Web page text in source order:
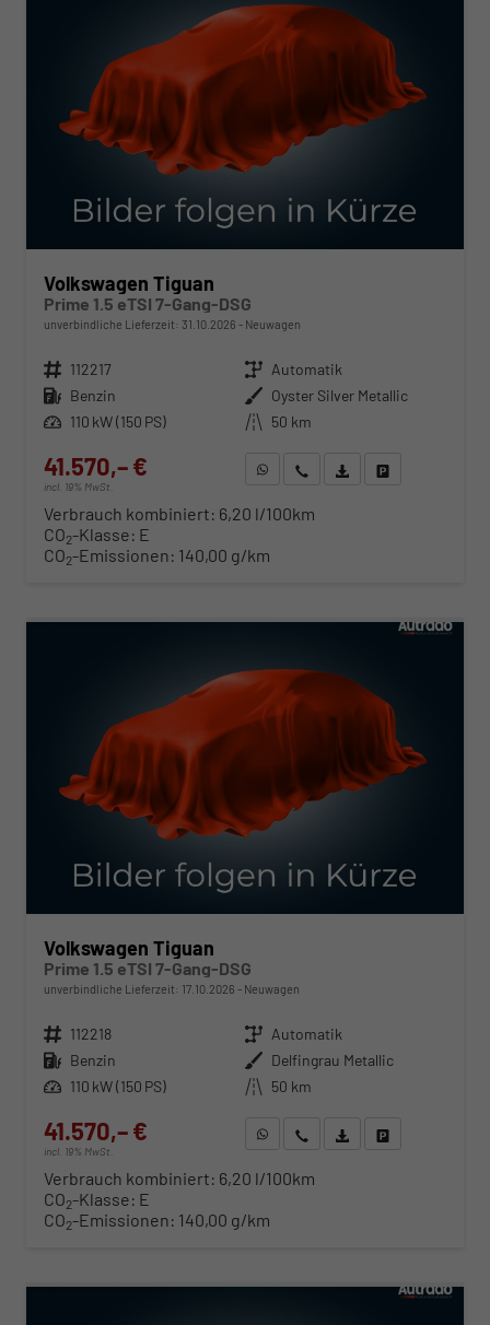
Volkswagen Tiguan
Prime 1.5 eTSI 7-Gang-DSG
unverbindliche Lieferzeit: 31.10.2026 Neuwagen
Fahrzeugnr. 112217 Getriebe Automatik
Kraftstoff Benzin Außenfarbe Oyster Silver Metallic
Leistung 110 kW (150 PS) Kilometerstand 50 km
41.570,– €
incl. 19% MwSt.
WhatsApp anfragen
Wir rufen Sie anFahrzeugexposé (PDF)
Verbrauch kombiniert: 6,20 l/100km
CO2-Klasse: E
CO2-Emissionen: 140,00 g/km
Volkswagen Tiguan
Prime 1.5 eTSI 7-Gang-DSG
unverbindliche Lieferzeit: 17.10.2026 Neuwagen
Fahrzeugnr. 112218 Getriebe Automatik
Kraftstoff Benzin Außenfarbe Delfingrau Metallic
Leistung 110 kW (150 PS) Kilometerstand 50 km
41.570,– €
incl. 19% MwSt.
WhatsApp anfragen
Wir rufen Sie anFahrzeugexposé (PDF)
Verbrauch kombiniert: 6,20 l/100km
CO2-Klasse: E
CO2-Emissionen: 140,00 g/km